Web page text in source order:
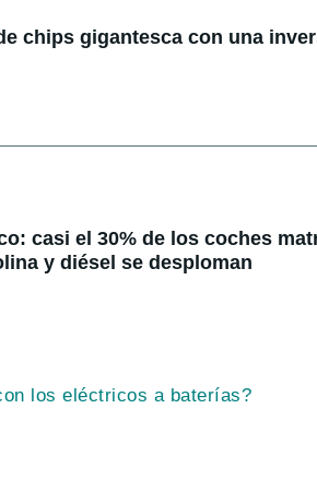
chips gigantesca con una
casi el 30% de los coches
y diésel se desploman
los eléctricos a baterías?